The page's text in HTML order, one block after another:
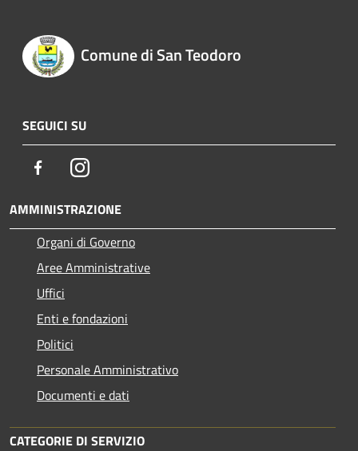
Comune di San Teodoro
SEGUICI SU
FacebookInstagram
AMMINISTRAZIONE
Organi di Governo
Aree Amministrative
Uffici
Enti e fondazioni
Politici
Personale Amministrativo
Documenti e dati
CATEGORIE DI SERVIZIO